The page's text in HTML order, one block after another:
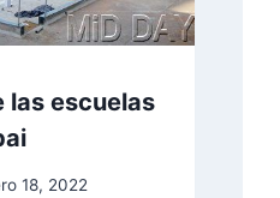
las escuelas
18, 2022